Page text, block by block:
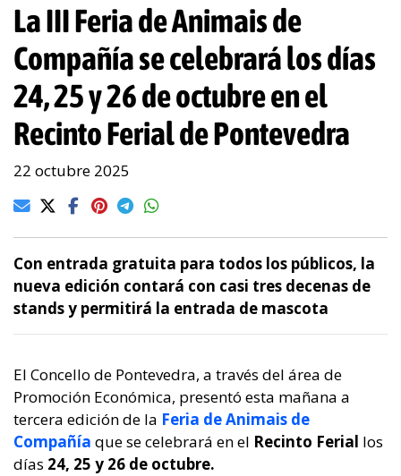
La III Feria de Animais de
Compañía se celebrará los días
24, 25 y 26 de octubre en el
Recinto Ferial de Pontevedra
22 octubre 2025
Con entrada gratuita para todos los públicos, la
nueva edición contará con casi tres decenas de
stands y permitirá la entrada de mascota
El Concello de Pontevedra, a través del área de
Promoción Económica, presentó esta mañana a
tercera edición de la Feria de Animais de
Compañía que se celebrará en el Recinto Ferial los
días 24, 25 y 26 de octubre.